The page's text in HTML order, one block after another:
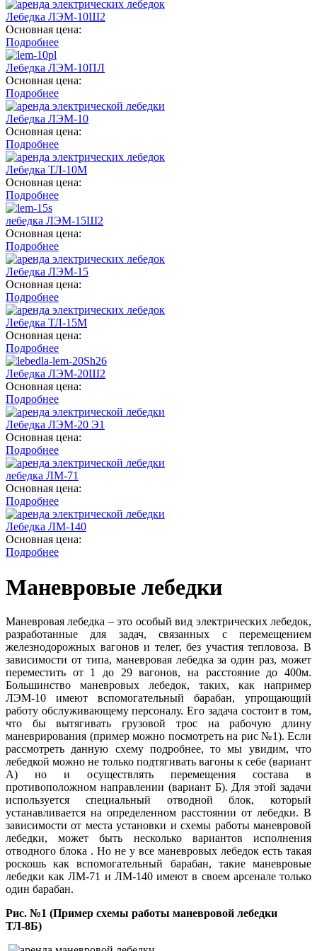
Лебедка ЛЭМ-10Ш2
Основная цена:
Подробнее
Лебедка ЛЭМ-10ПЛ
Основная цена:
Подробнее
Лебедка ЛЭМ-10
Основная цена:
Подробнее
Лебедка ТЛ-10М
Основная цена:
Подробнее
лебедка ЛЭМ-15Ш2
Основная цена:
Подробнее
Лебедка ЛЭМ-15
Основная цена:
Подробнее
Лебедка ТЛ-15М
Основная цена:
Подробнее
Лебедка ЛЭМ-20Ш2
Основная цена:
Подробнее
Лебедка ЛЭМ-20 Э1
Основная цена:
Подробнее
лебедка ЛМ-71
Основная цена:
Подробнее
Лебедка ЛМ-140
Основная цена:
Подробнее
Маневровые лебедки
Маневровая лебедка – это особый вид электрических лебедок,
разработанные для задач, связанных с перемещением
железнодорожных вагонов и телег, без участия тепловоза. В
зависимости от типа, маневровая лебедка за один раз, может
переместить от 1 до 29 вагонов, на расстояние до 400м.
Большинство маневровых лебедок, таких, как например
ЛЭМ-10 имеют вспомогательный барабан, упрощающий
работу обслуживающему персоналу. Его задача состоит в том,
что бы вытягивать грузовой трос на рабочую длину
маневрирования (пример можно посмотреть на рис №1). Если
рассмотреть данную схему подробнее, то мы увидим, что
лебедкой можно не только подтягивать вагоны к себе (вариант
А) но и осуществлять перемещения состава в
противоположном направлении (вариант Б). Для этой задачи
используется специальный отводной блок, который
устанавливается на определенном расстоянии от лебедки. В
зависимости от места установки и схемы работы маневровой
лебедки, может быть несколько вариантов исполнения
отводного блока . Но не у все маневровых лебедок есть такая
роскошь как вспомогательный барабан, такие маневровые
лебедки как ЛМ-71 и ЛМ-140 имеют в своем арсенале только
один барабан.
Рис. №1 (Пример схемы работы маневровой лебедки
ТЛ-8Б)